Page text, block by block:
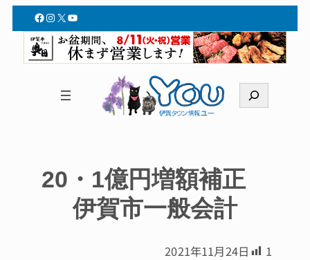
Facebook
Instagram
X YouTube
索
20・1億円増額補正
伊賀市一般会計
2021年11月24日 1